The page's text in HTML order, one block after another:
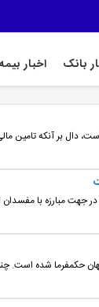
بانک اخبار بیمه
دال بر آنکه
در جهت مبارزه با
حکمفرما شده است.